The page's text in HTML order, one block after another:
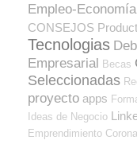
Empleo-Economía
CONSEJOS
Tecnologias
Empresarial Becas
Seleccionadas
proyecto apps
Ideas de Negocio
Emprendimiento